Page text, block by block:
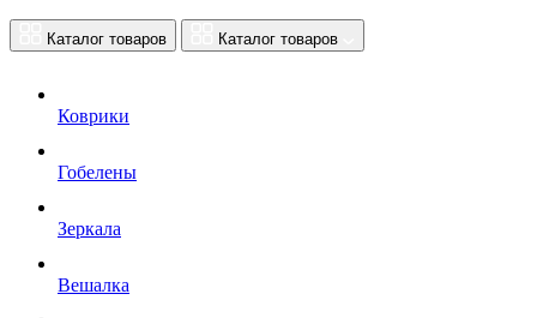
Каталог товаров Каталог товаров
Коврики
Гобелены
Зеркала
Вешалка